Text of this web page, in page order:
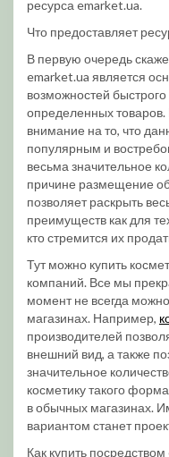
ресурса emarket.ua.
Что предоставляет
В первую очередь
emarket.ua является
возможностей
определенных
внимание на то, что
популярным и
весьма значительное
причине размещение
позволяет раскрыть
преимуществ как для
кто стремится их
Тут можно купить
компаний. Все мы
момент не всегда
магазинах. Например,
производителей
внешний вид, а также
значительное
косметику такого
в обычных магазинах.
вариантом станет
Как купить